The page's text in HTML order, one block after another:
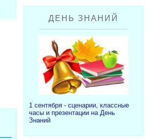
ДЕНЬ ЗНАНИЙ
1 сентября - сценарии, классные
часы и презентации на День
Знаний